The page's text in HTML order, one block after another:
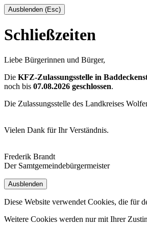
Ausblenden (Esc)
Schließzeiten
Liebe Bürgerinnen und Bürger,
Die KFZ-Zulassungsstelle in
noch bis 07.08.2026 geschlossen.
Die Zulassungsstelle des Landkreises
Vielen Dank für Ihr Verständnis.
Frederik Brandt
Der Samtgemeindebürgermeister
Ausblenden
Diese Website verwendet Cookies, die für
Weitere Cookies werden nur mit Ihrer